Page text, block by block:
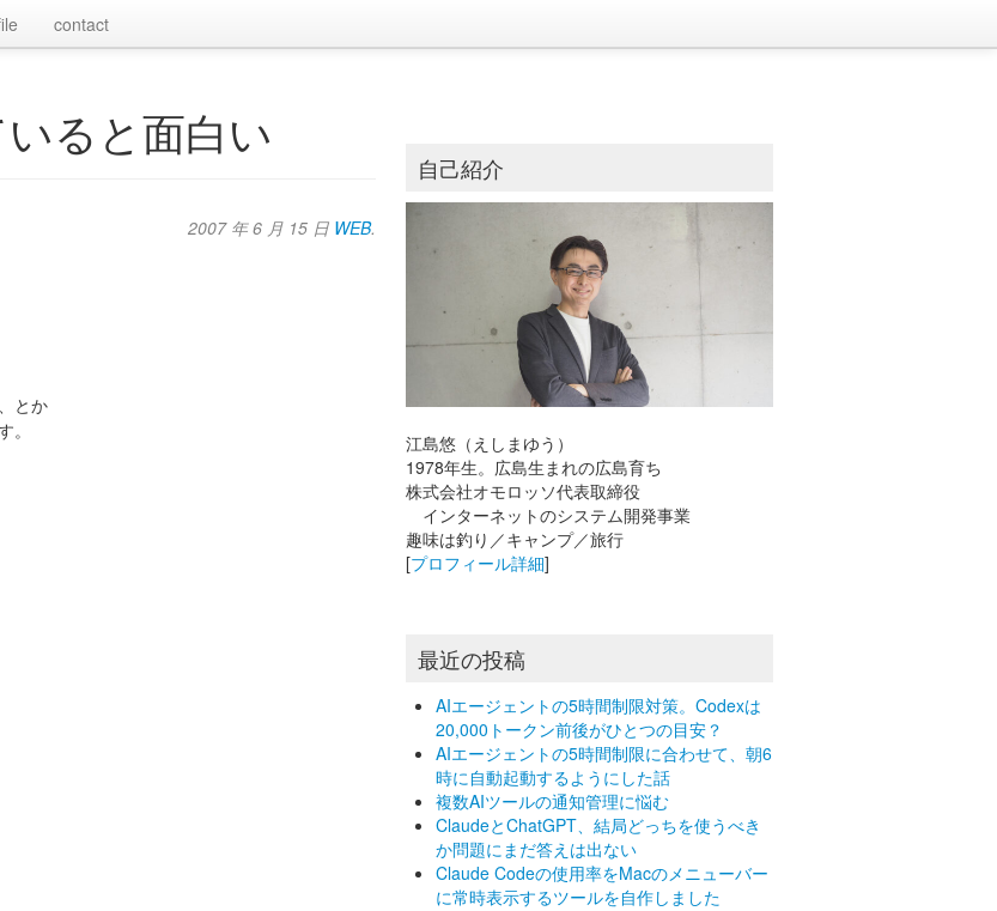
contact
ると面白い
2007 年 6 月 15 日 WEB.
とか
。
自己紹介
江島悠（えしまゆう）
1978年生。広島生まれの広島育ち
株式会社オモロッソ代表取締役
インターネットのシステム開発事業
趣味は釣り／キャンプ／旅行
[プロフィール詳細]
最近の投稿
AIエージェントの5時間制限対策。Codexは
20,000トークン前後がひとつの目安？
AIエージェントの5時間制限に合わせて、朝6
時に自動起動するようにした話
複数AIツールの通知管理に悩む
ClaudeとChatGPT、結局どっちを使うべき
か問題にまだ答えは出ない
Claude Codeの使用率をMacのメニューバー
に常時表示するツールを自作しました